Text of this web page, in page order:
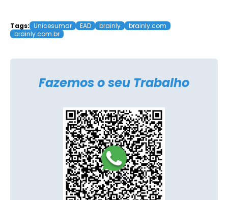
Tags: Unicesumar EAD brainly
brainly.com
brainly.com.br
Fazemos o seu Trabalho